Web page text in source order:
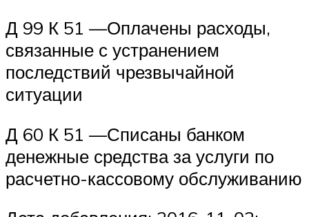
Д 99 К 51 —Оплачены расходы,
связанные с устранением
последствий чрезвычайной
ситуации
Д 60 К 51 —Списаны банком
денежные средства за услуги по
расчетно-кассовому обслуживанию